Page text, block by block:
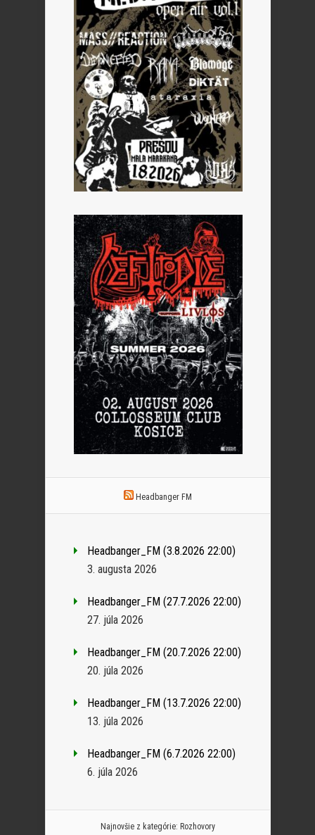
Headbanger FM
Headbanger_FM (3.8.2026 22:00)
3. augusta 2026
Headbanger_FM (27.7.2026 22:00)
27. júla 2026
Headbanger_FM (20.7.2026 22:00)
20. júla 2026
Headbanger_FM (13.7.2026 22:00)
13. júla 2026
Headbanger_FM (6.7.2026 22:00)
6. júla 2026
Najnovšie z kategórie: Rozhovory